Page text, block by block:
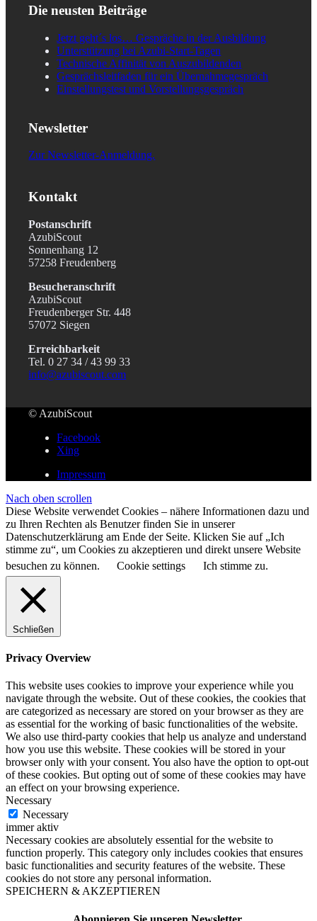
Die neusten Beiträge
Jetzt geht´s los… Gespräche in der Ausbildung
Unterstützung bei Azubi-Start-Tagen
Technische Affinität von Auszubildenden
Gesprächsleitfaden für ein Übernahmegespräch
Einstellungstest und Vorstellungsgespräch
Newsletter
Zur Newsletter-Anmeldung.
Kontakt
Postanschrift
AzubiScout
Sonnenhang 12
57258 Freudenberg
Besucheranschrift
AzubiScout
Freudenberger Str. 448
57072 Siegen
Erreichbarkeit
Tel. 0 27 34 / 43 99 33
info@azubiscout.com
© AzubiScout
Facebook
Xing
Impressum
Nach oben scrollen
Diese Website verwendet Cookies – nähere Informationen dazu und
zu Ihren Rechten als Benutzer finden Sie in unserer
Datenschutzerklärung am Ende der Seite. Klicken Sie auf „Ich
stimme zu“, um Cookies zu akzeptieren und direkt unsere Website
besuchen zu können.
Cookie settings Ich stimme zu.
Schließen
Privacy Overview
This website uses cookies to improve your experience while you
navigate through the website. Out of these cookies, the cookies that
are categorized as necessary are stored on your browser as they are
as essential for the working of basic functionalities of the website.
We also use third-party cookies that help us analyze and understand
how you use this website. These cookies will be stored in your
browser only with your consent. You also have the option to opt-out
of these cookies. But opting out of some of these cookies may have
an effect on your browsing experience.
Necessary
Necessary
immer aktiv
Necessary cookies are absolutely essential for the website to
function properly. This category only includes cookies that ensures
basic functionalities and security features of the website. These
cookies do not store any personal information.
SPEICHERN & AKZEPTIEREN